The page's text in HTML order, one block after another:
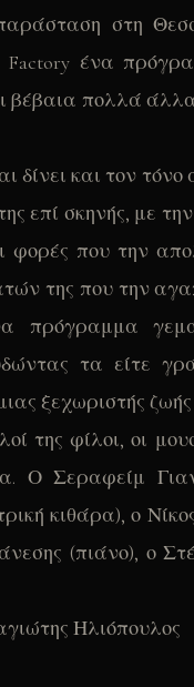
στη
Factory ένα
βέβαια πολλά
δίνει και τον
επί σκηνής, με
φορές που την
της που την
πρόγραμμα
τα είτε
ξεχωριστής
της φίλοι, οι
Ο Σεραφείμ
κιθάρα), ο
(πιάνο), ο
Ηλιόπουλος